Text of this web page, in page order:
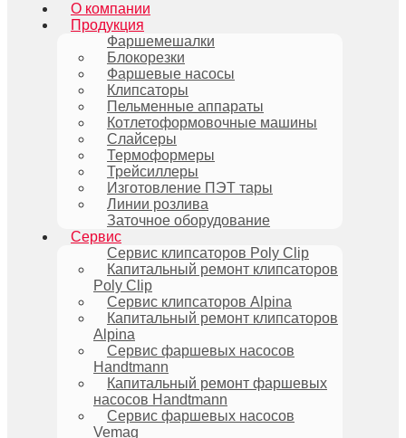
О компании
Продукция
Фаршемешалки
Блокорезки
Фаршевые насосы
Клипсаторы
Пельменные аппараты
Котлетоформовочные машины
Слайсеры
Термоформеры
Трейсиллеры
Изготовление ПЭТ тары
Линии розлива
Заточное оборудование
Сервис
Сервис клипсаторов Poly Clip
Капитальный ремонт клипсаторов
Poly Clip
Сервис клипсаторов Alpina
Капитальный ремонт клипсаторов
Alpina
Сервис фаршевых насосов
Handtmann
Капитальный ремонт фаршевых
насосов Handtmann
Сервис фаршевых насосов
Vemag